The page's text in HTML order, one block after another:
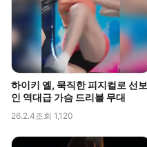
하이키 옐, 묵직한 피지컬로 선보
인 역대급 가슴 드리블 무대
26.2.4조회 1,120